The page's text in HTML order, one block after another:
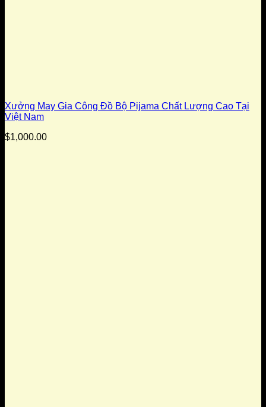
Xưởng May Gia Công Đồ Bộ Pijama Chất Lượng Cao Tại
Việt Nam
$1,000.00